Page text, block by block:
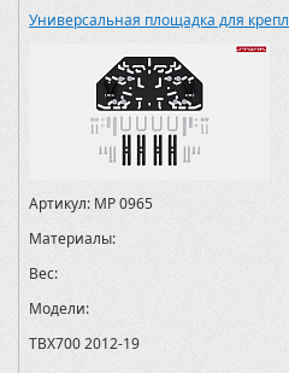
Универсальная площадка для
Артикул: MP 0965
Материалы:
Вес:
Модели:
TBX700 2012-19